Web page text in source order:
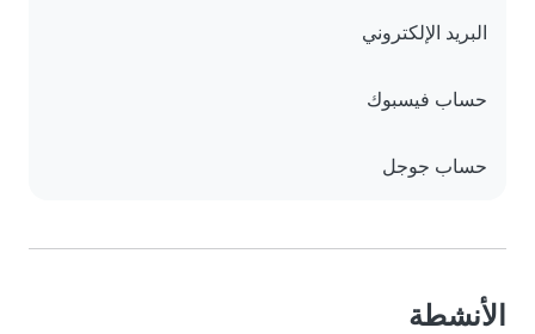
البريد الإلكتروني
حساب فيسبوك
حساب جوجل
الأنشطة